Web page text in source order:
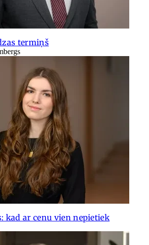
termiņš
kad ar cenu vien nepietiek